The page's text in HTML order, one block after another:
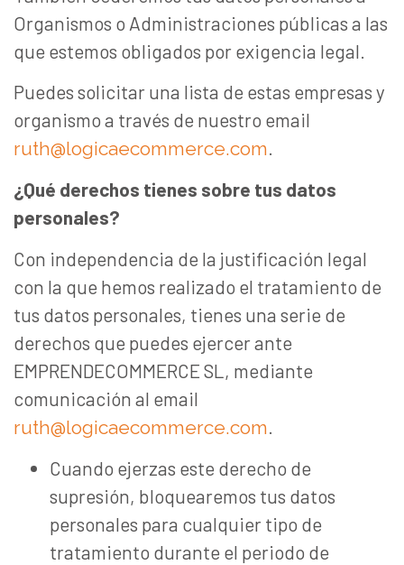
Organismos o Administraciones públicas a las
que estemos obligados por exigencia legal.
Puedes solicitar una lista de estas empresas y
organismo a través de nuestro email
ruth@logicaecommerce.com
¿Qué derechos tienes sobre tus datos
personales?
Con independencia de la justificación legal
con la que hemos realizado el tratamiento de
tus datos personales, tienes una serie de
derechos que puedes ejercer ante
EMPRENDECOMMERCE SL, mediante
comunicación al email
ruth@logicaecommerce.com
Cuando ejerzas este derecho de
supresión, bloquearemos tus datos
personales para cualquier tipo de
tratamiento durante el periodo de